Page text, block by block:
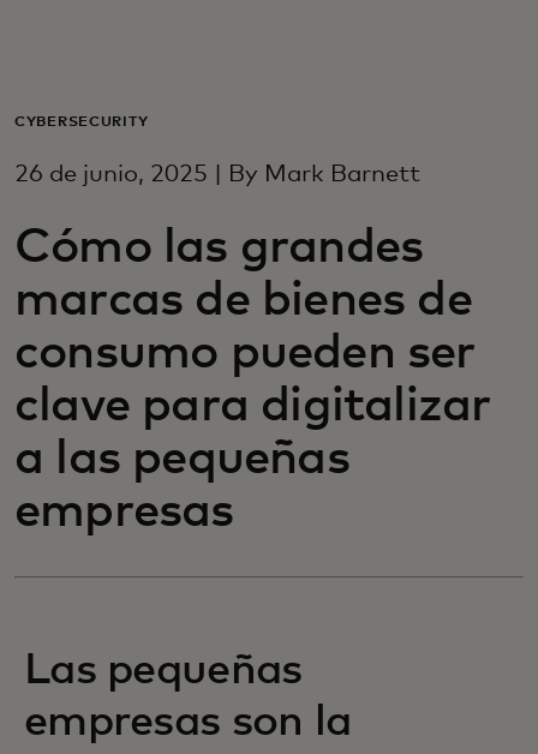
Para empresas
Para inovadores
Notícias e tendências
CYBERSECURITY
26 de junio, 2025 | By Mark Barnett
Cómo las grandes
marcas de bienes de
consumo pueden ser
clave para digitalizar
a las pequeñas
empresas
Las pequeñas
empresas son la